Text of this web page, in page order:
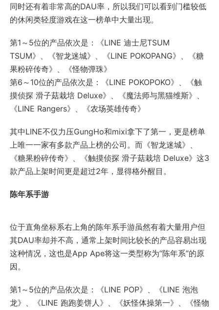
同时还有着非常高的DAU率，所以我们可以看到门槛较低
的休闲类轻度游戏在这一榜单中大量出现。
第1～5位的产品依次是：《LINE 迪士尼TSUM
TSUM》、《智龙迷城》、《LINE POKOPANG》、《糖
果粉碎传奇》、《怪物弹珠》
第6～10位的产品依次是：《LINE POKOPOKO》、《触
摸侦探 滑子菇栽培 Deluxe》、《魔法师与黑猫维斯》、
《LINE Rangers》、《农场英雄传奇》
其中LINE不仅力压GungHo和mixi拿下了第一，更是榜单
上唯一一家有多款产品上榜的公司。而《智龙迷城》、
《糖果粉碎传奇》、《触摸侦探 滑子菇栽培 Deluxe》这3
款产品上架时间更是超过2年，显得格外醒目。
陈年系手游
位于直角坐标系右上角的陈年系手游虽然有着大量用户但
其DAU率却并不高，通常上架时间比较长的产品容易出现
这种情况，这也是App Ape将这一类型称为“陈年系”的原
因。
第1～5位的产品依次是：《LINE POP》、《LINE 泡泡
龙》、《LINE 跑跑姜饼人》、《妖怪体操第一》、《怪物